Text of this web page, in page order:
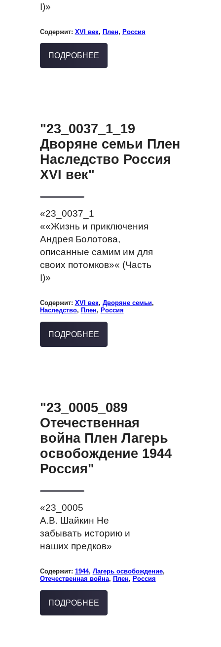
I)»
Содержит: XVI век, Плен, Россия
ПОДРОБНЕЕ
"23_0037_1_19
Дворяне семьи Плен
Наследство Россия
XVI век"
«23_0037_1
««Жизнь и приключения
Андрея Болотова,
описанные самим им для
своих потомков»« (Часть
I)»
Содержит: XVI век, Дворяне семьи,
Наследство, Плен, Россия
ПОДРОБНЕЕ
"23_0005_089
Отечественная
война Плен Лагерь
освобождение 1944
Россия"
«23_0005
А.В. Шайкин Не
забывать историю и
наших предков»
Содержит: 1944, Лагерь освобождение,
Отечественная война, Плен, Россия
ПОДРОБНЕЕ